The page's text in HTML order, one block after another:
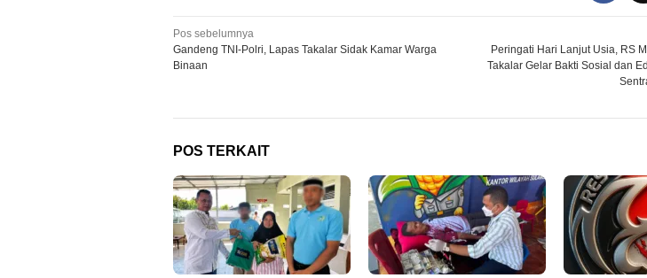
Navigasi
pos
Pos sebelumnya
Gandeng TNI-Polri, Lapas Takalar Sidak Kamar Warga
Binaan
Peringati Hari Lanjut Usia, RS
Takalar Gelar Bakti Sosial dan
POS TERKAIT